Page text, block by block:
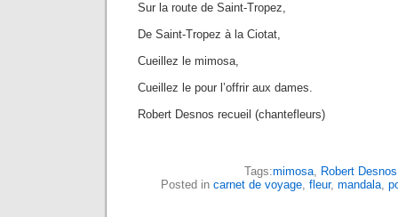
Sur la route de Saint-Tropez,
De Saint-Tropez à la Ciotat,
Cueillez le mimosa,
Cueillez le pour l’offrir aux dames.
Robert Desnos recueil (chantefleurs)
Tags:mimosa, Robert Desnos
Posted in carnet de voyage, fleur, mandala,